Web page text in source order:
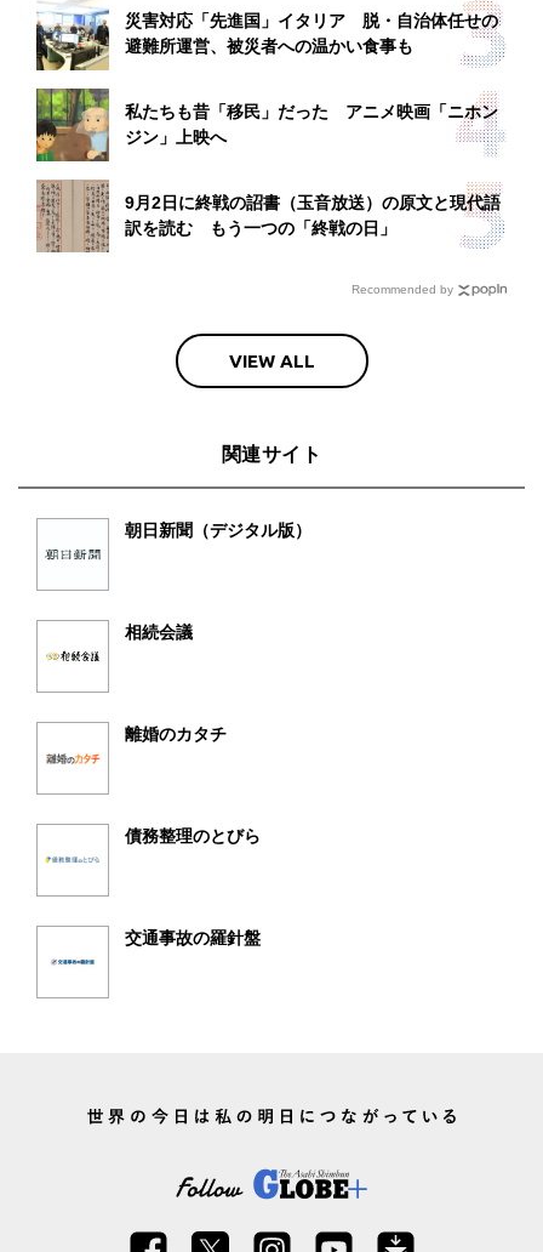
災害対応「先進国」イタリア 脱・自治体任せの
避難所運営、被災者への温かい食事も
私たちも昔「移民」だった アニメ映画「ニホン
ジン」上映へ
9月2日に終戦の詔書（玉音放送）の原文と現代語
訳を読む もう一つの「終戦の日」
Recommended by
VIEW ALL
関連サイト
朝日新聞（デジタル版）
相続会議
離婚のカタチ
債務整理のとびら
交通事故の羅針盤